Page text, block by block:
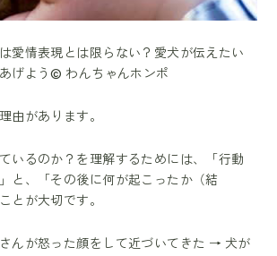
愛情表現とは限らない？愛犬が伝えたい
げよう© わんちゃんホンポ
由があります。
いるのか？を理解するためには、「行動
と、「その後に何が起こったか（結
とが大切です。
んが怒った顔をして近づいてきた → 犬が